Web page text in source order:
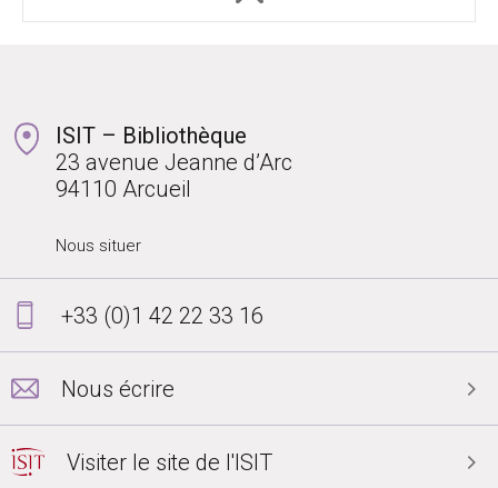
ISIT – Bibliothèque
23 avenue Jeanne d’Arc
94110 Arcueil
Nous situer
+33 (0)1 42 22 33 16
Nous écrire
Visiter le site de l'ISIT